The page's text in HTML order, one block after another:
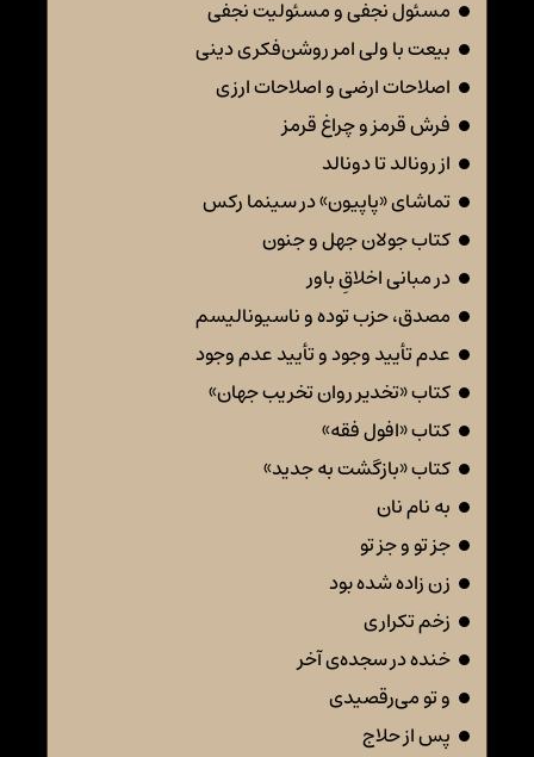
مسئول نجفی و مسئولیت نجفی
بیعت با ولی امر روشن‌فکری دینی
اصلاحات ارضی و اصلاحات ارزی
فرش قرمز و چراغ قرمز
از رونالد تا دونالد
تماشای «پاپیون» در سینما رکس
کتاب جولان جهل و جنون
در مبانی اخلاقِ باور
مصدق، حزب توده و ناسیونالیسم
عدم تأیید وجود و تأیید عدم وجود
کتاب «تخدیر روان تخریب جهان»
کتاب «افول فقه»
کتاب «بازگشت به جدید»
به نام نان
جز تو و جز تو
زن زاده شده بود
زخم تکراری
خنده در سجده‌ی آخر
و تو می‌رقصیدی
پس از حلاج